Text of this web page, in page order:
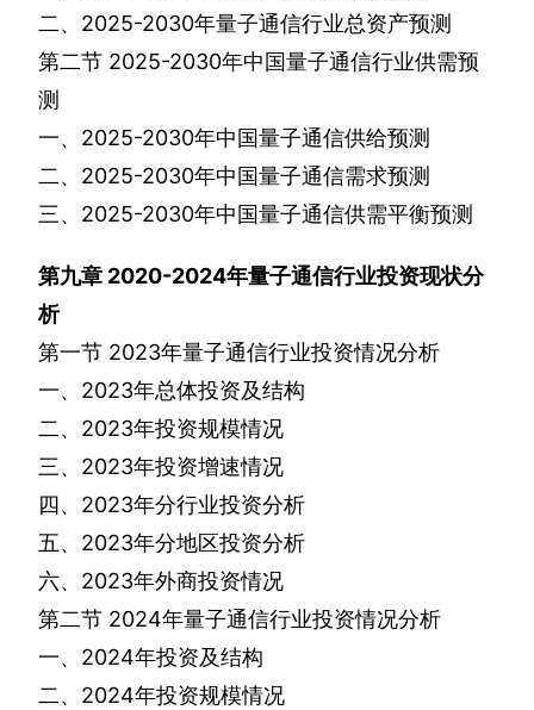
二、 2025-2030年量子通信行业总资产预测
第二节 2025-2030年中国量子通信行业供需预
测
一、 2025-2030年中国量子通信供给预测
二、 2025-2030年中国量子通信需求预测
三、 2025-2030年中国量子通信供需平衡预测
第九章 2020-2024年量子通信行业投资现状分
析
第一节 2023年量子通信行业投资情况分析
一、 2023年总体投资及结构
二、 2023年投资规模情况
三、 2023年投资增速情况
四、 2023年分行业投资分析
五、 2023年分地区投资分析
六、 2023年外商投资情况
第二节 2024年量子通信行业投资情况分析
一、 2024年投资及结构
二、 2024年投资规模情况